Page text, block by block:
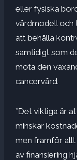
eller fysiska
vårdmodell och
att behålla
samtidigt som
möta den
cancervård.
”Det viktiga är
minskar
men framför
av finansiering